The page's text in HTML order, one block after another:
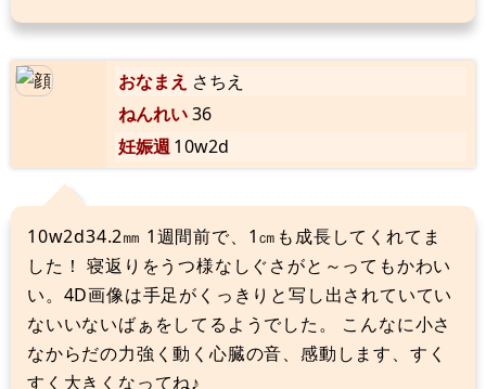
おなまえ さちえ
ねんれい36
妊娠週10w2d
10w2d34.2㎜ 1週間前で、1㎝も成長してくれてま
した！ 寝返りをうつ様なしぐさがと～ってもかわい
い。4D画像は手足がくっきりと写し出されていてい
ないいないばぁをしてるようでした。 こんなに小さ
なからだの力強く動く心臓の音、感動します、すく
すく大きくなってね♪